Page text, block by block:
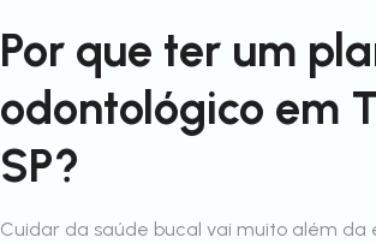
Por que ter um
odontológico em
SP?
Cuidar da saúde bucal vai muito além da